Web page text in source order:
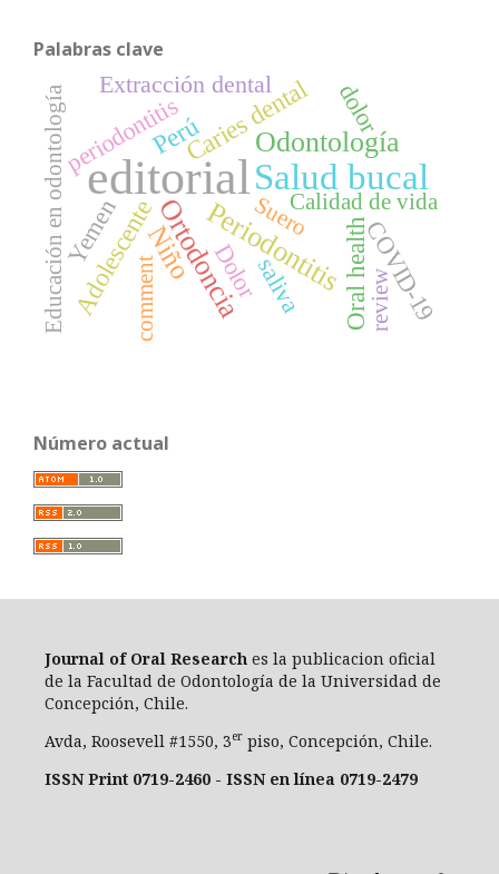
Palabras clave
editorialSalud bucal
OrtodonciaPeriodontitis
Odontología
Niño
Caries dental
Perú
Oral health
Adolescente
periodontitis
saliva
Yemen
Extracción dental
Dolor
dolor
COVID-19
Calidad de vida
Educación en odontología comment review
Suero
Número actual
Journal of Oral Research es la publicacion oficial
de la Facultad de Odontología de la Universidad de
Concepción, Chile.
Avda, Roosevell #1550, 3er piso, Concepción, Chile.
ISSN Print 0719-2460 - ISSN en línea 0719-2479